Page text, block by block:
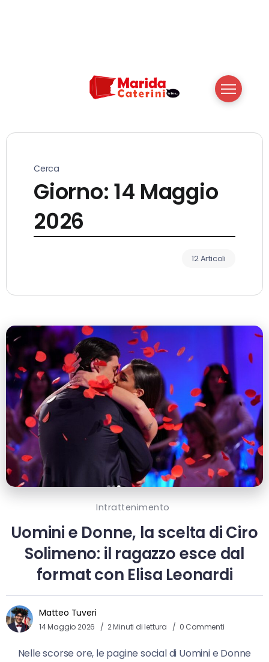
Cerca
Giorno: 14 Maggio
2026
12 Articoli
Intrattenimento
Uomini e Donne, la scelta di Ciro
Solimeno: il ragazzo esce dal
format con Elisa Leonardi
Matteo Tuveri
14 Maggio 2026 2 Minuti di lettura 0 Commenti
Nelle scorse ore, le pagine social di Uomini e Donne